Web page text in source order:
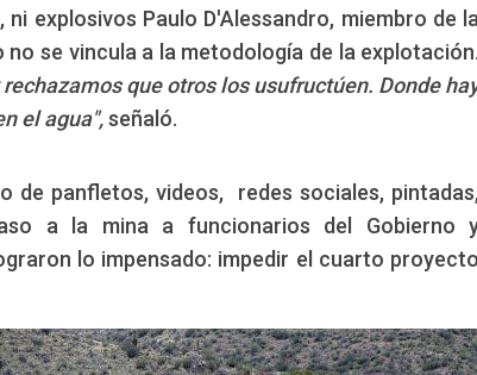
explosivos Paulo D'Alessandro, miembro de
se vincula a la metodología de la explotación.
que otros los usufructúen. Donde
el agua",señaló.
de panfletos, videos, redes sociales,
a la mina a funcionarios del Gobierno
lo impensado: impedir el cuarto proyecto